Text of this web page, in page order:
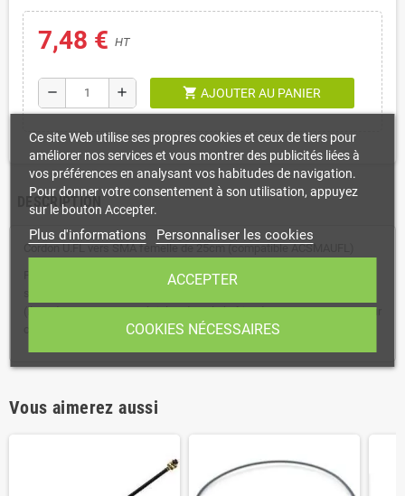
7,48 € HT
remove add shopping_cart AJOUTER AU PANIER
DESCRIPTION
Cordon U.FL vers SMA femelle de 25cm (compatible ACSMAUFL)
Peut être utilisé pour connecter votre carte LTE à une antenne externe
(il y a des ouvertures spéciales dans le boîtier du wAP R, conçues pour
Vous aimerez aussi
Ce site Web utilise ses propres cookies et ceux de tiers pour
améliorer nos services et vous montrer des publicités liées à
vos préférences en analysant vos habitudes de navigation.
Pour donner votre consentement à son utilisation, appuyez
sur le bouton Accepter.
Plus d'informations Personnaliser les cookies
COOKIES NÉCESSAIRES
ACCEPTER